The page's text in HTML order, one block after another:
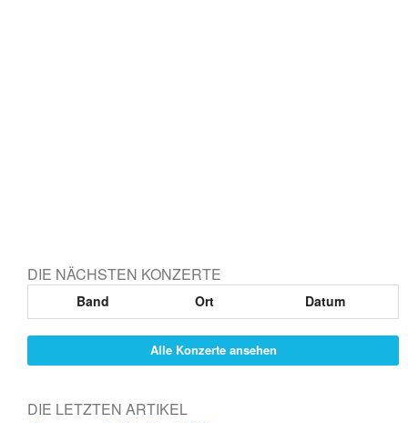
DIE NÄCHSTEN KONZERTE
Band Ort Datum
Alle Konzerte ansehen
DIE LETZTEN ARTIKEL